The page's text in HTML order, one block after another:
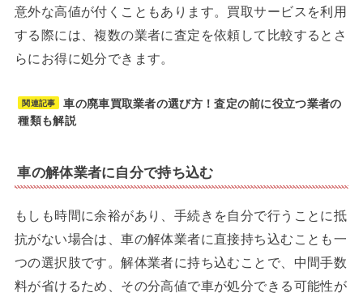
意外な高値が付くこともあります。買取サービスを利用
する際には、複数の業者に査定を依頼して比較するとさ
らにお得に処分できます。
関連記事
車の廃車買取業者の選び方！査定の前に役立つ業者の
種類も解説
車の解体業者に自分で持ち込む
もしも時間に余裕があり、手続きを自分で行うことに抵
抗がない場合は、車の解体業者に直接持ち込むことも一
つの選択肢です。解体業者に持ち込むことで、中間手数
料が省けるため、その分高値で車が処分できる可能性が